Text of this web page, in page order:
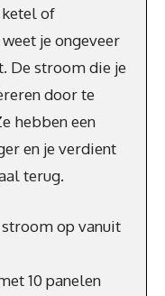
ketel of
je ongeveer
De stroom die je
door te
hebben een
en je verdient
terug.
stroom op vanuit
10 panelen